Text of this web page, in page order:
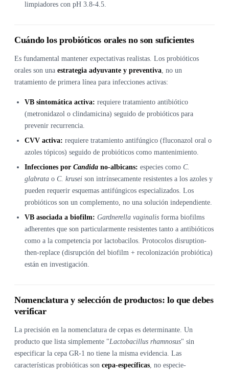
limpiadores con pH 3.8-4.5.
Cuándo los probióticos orales no son suficientes
Es fundamental mantener expectativas realistas. Los probióticos
orales son una estrategia adyuvante y preventiva, no un
tratamiento de primera línea para infecciones activas:
VB sintomática activa: requiere tratamiento antibiótico
(metronidazol o clindamicina) seguido de probióticos para
prevenir recurrencia.
CVV activa: requiere tratamiento antifúngico (fluconazol oral o
azoles tópicos) seguido de probióticos como mantenimiento.
Infecciones por Candida no-albicans: especies como C.
glabrata o C. krusei son intrínsecamente resistentes a los azoles y
pueden requerir esquemas antifúngicos especializados. Los
probióticos son un complemento, no una solución independiente.
VB asociada a biofilm: Gardnerella vaginalis forma biofilms
adherentes que son particularmente resistentes tanto a antibióticos
como a la competencia por lactobacilos. Protocolos disruption-
then-replace (disrupción del biofilm + recolonización probiótica)
están en investigación.
Nomenclatura y selección de productos: lo que debes
verificar
La precisión en la nomenclatura de cepas es determinante. Un
producto que lista simplemente "Lactobacillus rhamnosus" sin
especificar la cepa GR-1 no tiene la misma evidencia. Las
características probióticas son cepa-específicas, no especie-